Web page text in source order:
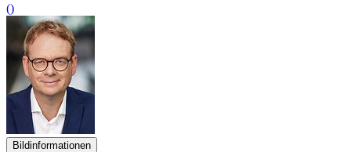
()
Bildinformationen